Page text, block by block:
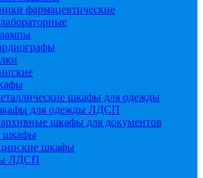
фармацевтические
шкафы для одежды
для одежды ЛДСП
шкафы для документов
шкафы
шкафы
ЛДСП